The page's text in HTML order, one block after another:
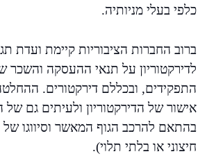
כלפי בעלי מניותיה.
ברוב החברות הציבוריות קיימת ועדת
לדירקטוריון על תנאי ההעסקה והשכר
התפקידים, ובכללם דירקטורים.
אישור של הדירקטוריון ולעיתים גם
בהתאם להרכב הגוף המאשר וסיווגו של
חיצוני או בלתי תלוי).